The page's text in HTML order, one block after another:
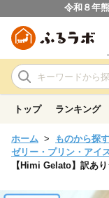
令和８年
トップ ランキング
ホーム ものから探す
ゼリー・プリン・アイ
【Himi Gelato】訳あ